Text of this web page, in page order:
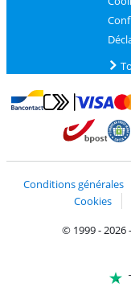
Payer avec Bancontact
Payer avec
Conditions générales
Cookies
© 1999 - 2026